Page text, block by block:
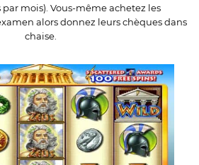
par mois). Vous-même achetez les
alors donnez leurs chèques dans
chaise.